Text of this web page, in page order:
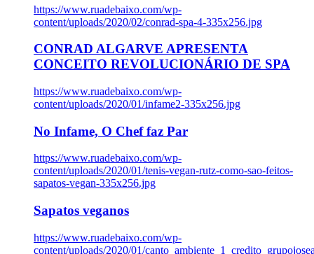
https://www.ruadebaixo.com/wp-
content/uploads/2020/02/conrad-spa-4-335x256.jpg
CONRAD ALGARVE APRESENTA
CONCEITO REVOLUCIONÁRIO DE SPA
https://www.ruadebaixo.com/wp-
content/uploads/2020/01/infame2-335x256.jpg
No Infame, O Chef faz Par
https://www.ruadebaixo.com/wp-
content/uploads/2020/01/tenis-vegan-rutz-como-sao-feitos-
sapatos-vegan-335x256.jpg
Sapatos veganos
https://www.ruadebaixo.com/wp-
content/uploads/2020/01/